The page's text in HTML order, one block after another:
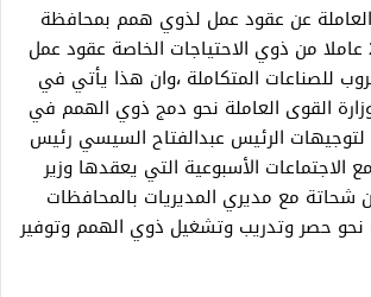
العاملة عن عقود عمل لذوي همم بمحافظة
الجيزة ، وتسليم 20 عاملا من ذوي الاحتياجات الخاصة عقود عمل
للصناعات المتكاملة ،وان هذا يأتي في
القوى العاملة نحو دمج ذوي الهمم في
الرئيس عبدالفتاح السيسي رئيس
الاجتماعات الأسبوعية التي يعقدها وزير
شحاتة مع مديري المديريات بالمحافظات
نحو حصر وتدريب وتشغيل ذوي الهمم وتوفير